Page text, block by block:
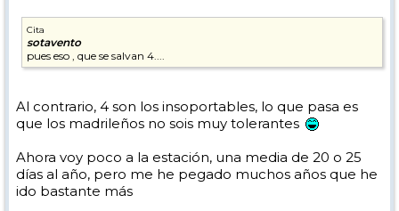
Cita
sotavento
pues eso , que se salvan 4....
Al contrario, 4 son los insoportables, lo que pasa es
que los madrileños no sois muy tolerantes
Ahora voy poco a la estación, una media de 20 o 25
días al año, pero me he pegado muchos años que he
ido bastante más